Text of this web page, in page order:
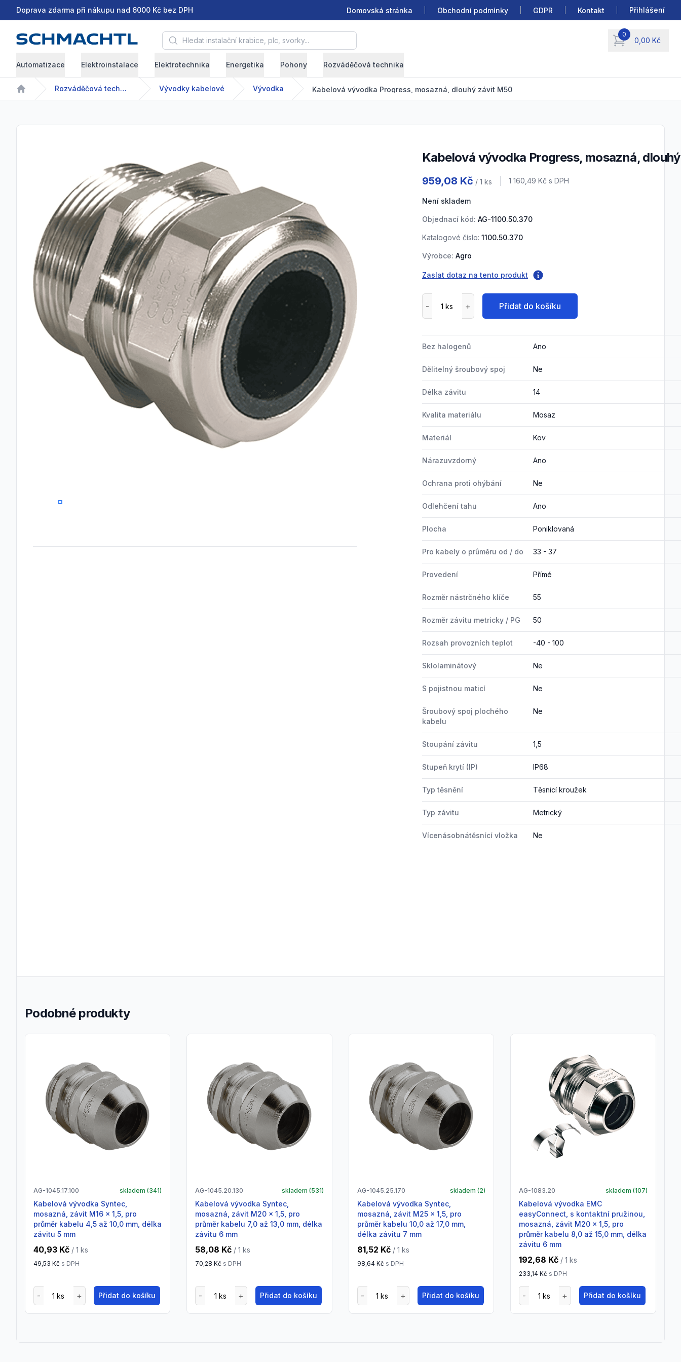
Doprava zdarma při nákupu nad 6000 Kč bez DPH Domovská stránka Obchodní podmínky GDPR Kontakt Přihlášení
Hledat instalační krabice, plc, svorky... 0
0,00 Kč
items in cart, view
Automatizace Elektroinstalace Elektrotechnika Energetika Pohony Rozváděčová technika
Home
Rozváděčová technika Vývodky kabelové Vývodka Kabelová vývodka Progress, mosazná, dlouhý závit M50
0
Kabelová vývodka Progress, mosazná,
959,08 Kč / 1 ks Cena s DPH
1 160,49 Kč s DPH
Není skladem
Objednací kód: AG-1100.50.370
Katalogové číslo: 1100.50.370
Výrobce: Agro
Zaslat dotaz na tento produkt
Přidat do košíku
Bez halogenů Ano
Dělitelný šroubový spoj Ne
Délka závitu 14
Kvalita materiálu Mosaz
Materiál Kov
Nárazuvzdorný Ano
Ochrana proti ohýbání Ne
Odlehčení tahu Ano
Plocha Poniklovaná
Pro kabely o průměru od / do 33 - 37
Provedení Přímé
Rozměr nástrčného klíče 55
Rozměr závitu metricky / PG 50
Rozsah provozních teplot -40 - 100
Sklolaminátový Ne
S pojistnou maticí Ne
Šroubový spoj plochého
kabelu
Ne
Stoupání závitu 1,5
Stupeň krytí (IP) IP68
Typ těsnění Těsnicí kroužek
Typ závitu Metrický
Vícenásobnátěsnící vložka Ne
Podobné produkty
AG-1045.17.100 skladem (341)
Kabelová vývodka Syntec,
mosazná, závit M16 x 1,5, pro
průměr kabelu 4,5 až 10,0 mm, délka
závitu 5 mm
40,93 Kč / 1 ks
49,53 Kč s DPH
Přidat do košíku
AG-1045.20.130 skladem (531)
Kabelová vývodka Syntec,
mosazná, závit M20 x 1,5, pro
průměr kabelu 7,0 až 13,0 mm, délka
závitu 6 mm
58,08 Kč / 1 ks
70,28 Kč s DPH
Přidat do košíku
AG-1045.25.170 skladem (2)
Kabelová vývodka Syntec,
mosazná, závit M25 x 1,5, pro
průměr kabelu 10,0 až 17,0 mm,
délka závitu 7 mm
81,52 Kč / 1 ks
98,64 Kč s DPH
Přidat do košíku
AG-1083.20 skladem (107)
Kabelová vývodka EMC
easyConnect, s kontaktní pružinou,
mosazná, závit M20 x 1,5, pro
průměr kabelu 8,0 až 15,0 mm, délka
závitu 6 mm
192,68 Kč / 1 ks
233,14 Kč s DPH
Přidat do košíku